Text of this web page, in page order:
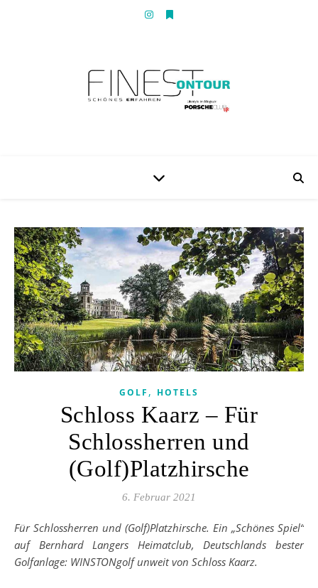
GOLF , HOTELS
Schloss Kaarz – Für
Schlossherren und
(Golf)Platzhirsche
6. Februar 2021
Für Schlossherren und (Golf)Platzhirsche. Ein „Schönes Spiel“
auf Bernhard Langers Heimatclub, Deutschlands bester
Golfanlage: WINSTONgolf unweit von Schloss Kaarz.